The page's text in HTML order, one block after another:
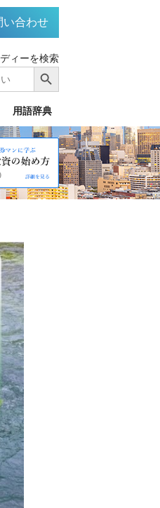
い合わせ
ィーを検索
Search Button
用語辞典
目）